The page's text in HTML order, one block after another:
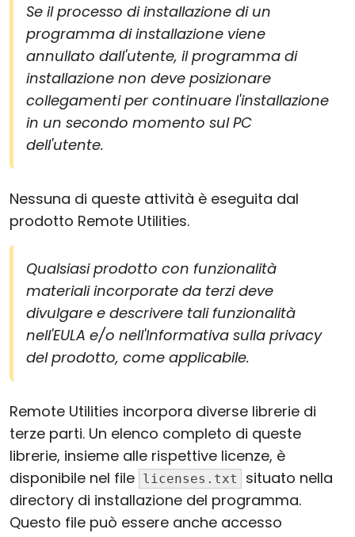
Se il processo di installazione di un
programma di installazione viene
annullato dall'utente, il programma di
installazione non deve posizionare
collegamenti per continuare l'installazione
in un secondo momento sul PC
dell'utente.
Nessuna di queste attività è eseguita dal
prodotto Remote Utilities.
Qualsiasi prodotto con funzionalità
materiali incorporate da terzi deve
divulgare e descrivere tali funzionalità
nell'EULA e/o nell'Informativa sulla privacy
del prodotto, come applicabile.
Remote Utilities incorpora diverse librerie di
terze parti. Un elenco completo di queste
librerie, insieme alle rispettive licenze, è
disponibile nel file licenses.txt
situato nella
directory di installazione del programma.
Questo file può essere anche accesso